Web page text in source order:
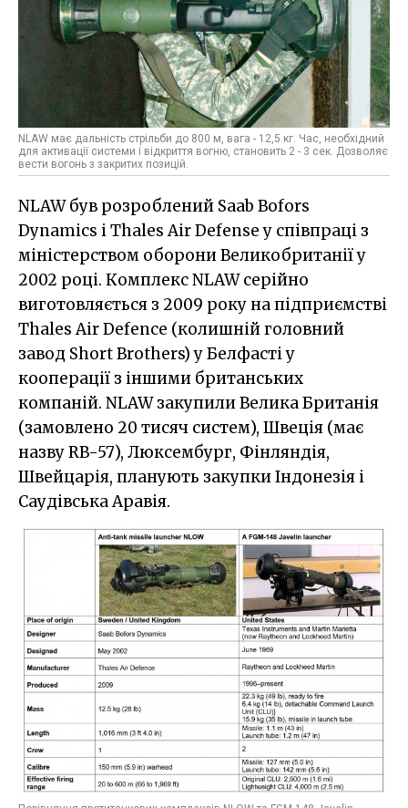
NLAW має дальність стрільби до 800 м, вага - 12,5 кг. Час, необхідний
для активації системи і відкриття вогню, становить 2 - 3 сек. Дозволяє
вести вогонь з закритих позицій.
NLAW був розроблений Saab Bofors
Dynamics і Thales Air Defense у співпраці з
міністерством оборони Великобританії у
2002 році. Комплекс NLAW серійно
виготовляється з 2009 року на підприємстві
Thales Air Defence (колишній головний
завод Short Brothers) у Белфасті у
кооперації з іншими британських
компаній. NLAW закупили Велика Британія
(замовлено 20 тисяч систем), Швеція (має
назву RB-57), Люксембург, Фінляндія,
Швейцарія, планують закупки Індонезія і
Саудівська Аравія.